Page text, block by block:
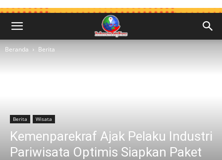
Beranda Berita
Berita Wisata
Kemenparekraf Ajak Pelaku Industri
Pariwisata Optimis Siapkan Paket